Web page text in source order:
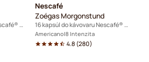
16 kapsúl do kávovaru Nescafé® Dolce Gusto
Nescafé
Zoégas Morgonstund
16 kapsúl do kávovaru Nescafé® Dolce Gusto
Americano 8 Intenzita
4.8(280)